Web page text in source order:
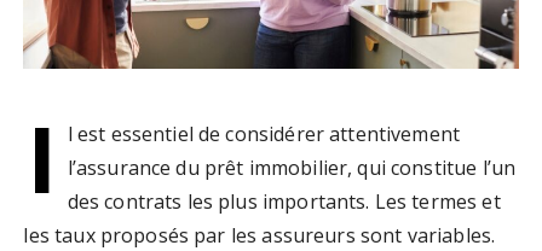
I
l est essentiel de considérer attentivement
l’assurance du prêt immobilier, qui constitue l’un
des contrats les plus importants. Les termes et
les taux proposés par les assureurs sont variables.